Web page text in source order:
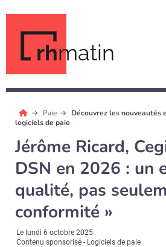
rhmatin
Paie
Découvrez les nouveautés
logiciels de paie
Jérôme Ricard,
DSN en 2026 : un
qualité, pas
conformité »
Le lundi 6 octobre 2025
Contenu sponsorisé - Logiciels de paie